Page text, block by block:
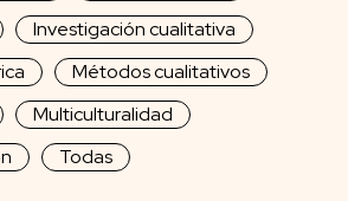
Investigación cualitativa
Métodos cualitativos
Multiculturalidad
Todas